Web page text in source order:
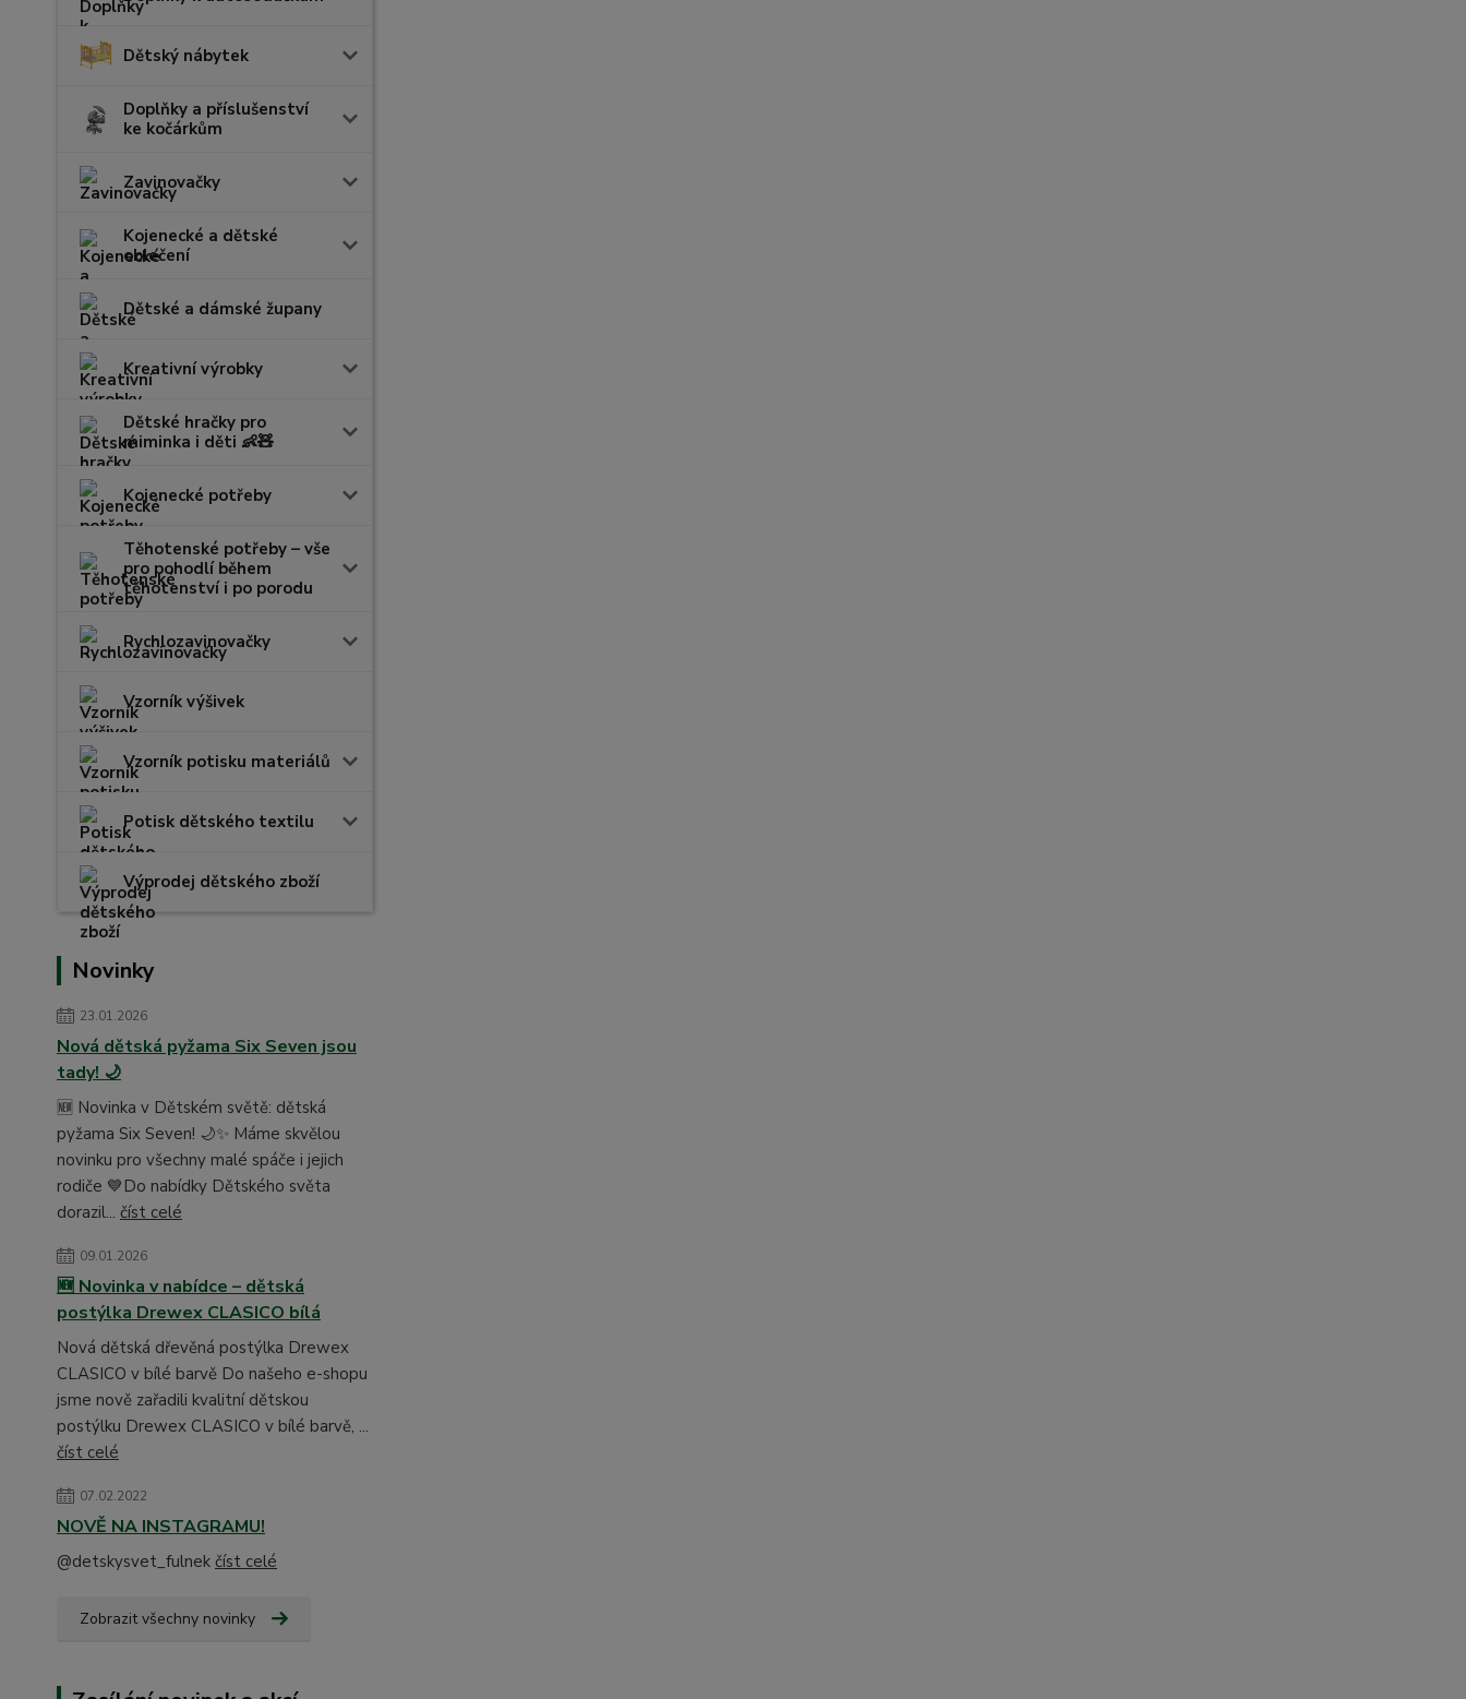
Dětský nábytek
Doplňky a příslušenství
ke kočárkům
Zavinovačky
Kojenecké a dětské
oblečení
Dětské a dámské župany
Kreativní výrobky
Dětské hračky pro
miminka i děti 👶🧸
Kojenecké potřeby
Těhotenské potřeby – vše
pro pohodlí během
těhotenství i po porodu
Rychlozavinovačky
Vzorník výšivek
Vzorník potisku materiálů
Potisk dětského textilu
Výprodej dětského zboží
Novinky
23.01.2026
Nová dětská pyžama Six Seven jsou
tady! 🌙
🆕 Novinka v Dětském světě: dětská
pyžama Six Seven! 🌙✨ Máme skvělou
novinku pro všechny malé spáče i jejich
rodiče 💙Do nabídky Dětského světa
dorazil... číst celé
09.01.2026
🆕 Novinka v nabídce – dětská
postýlka Drewex CLASICO bílá
Nová dětská dřevěná postýlka Drewex
CLASICO v bílé barvě Do našeho e-shopu
jsme nově zařadili kvalitní dětskou
postýlku Drewex CLASICO v bílé barvě, ...
číst celé
07.02.2022
NOVĚ NA INSTAGRAMU!
@detskysvet_fulnek číst celé
Zobrazit všechny novinky